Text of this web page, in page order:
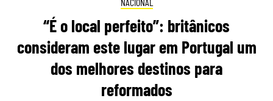
“É o local perfeito”: britânicos
consideram este lugar em Portugal um
dos melhores destinos para
reformados